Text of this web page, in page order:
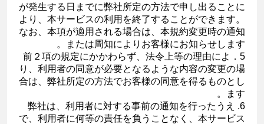
が発生する日までに弊社所定の方法で申し出ることに
より、本サービスの利用を終了することができます。
なお、本項が適用される場合は、本規約変更時の通知
または周知によりお客様にお知らせします。
5．前２項の規定にかかわらず、法令上等の理由によ
り、利用者の同意が必要となるような内容の変更の場
合は、弊社所定の方法でお客様の同意を得るものとし
ます。
6. 弊社は、利用者に対する事前の通知を行ったうえ
で、利用者に何等の責任を負うことなく、本サービス